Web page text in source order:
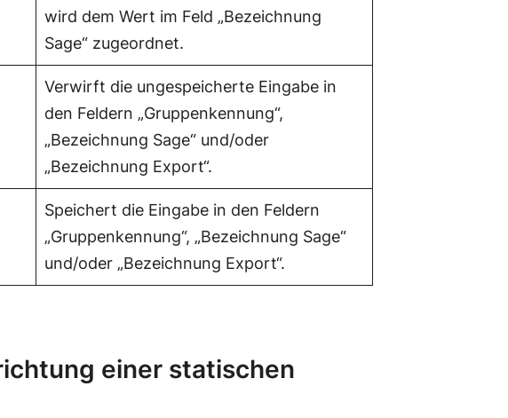
wird dem Wert im Feld „Bezeichnung
Sage“ zugeordnet.
Verwirft die ungespeicherte Eingabe in
den Feldern „Gruppenkennung“,
„Bezeichnung Sage“ und/oder
„Bezeichnung Export“.
Speichert die Eingabe in den Feldern
„Gruppenkennung“, „Bezeichnung Sage“
und/oder „Bezeichnung Export“.
einer statischen